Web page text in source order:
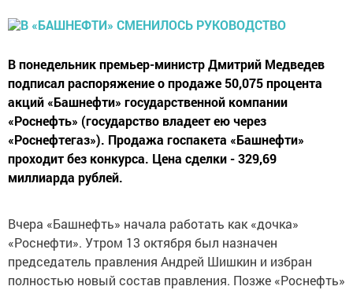
В понедельник премьер-министр Дмитрий Медведев
подписал распоряжение о продаже 50,075 процента
акций «Башнефти» государственной компании
«Роснефть» (государство владеет ею через
«Роснефтегаз»). Продажа госпакета «Башнефти»
проходит без конкурса. Цена сделки - 329,69
миллиарда рублей.
Вчера «Башнефть» начала работать как «дочка»
«Роснефти». Утром 13 октября был назначен
председатель правления Андрей Шишкин и избран
полностью новый состав правления. Позже «Роснефть»